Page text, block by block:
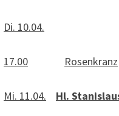
Di. 10.04.
17.00 Rosenkranz
Mi. 11.04. Hl.